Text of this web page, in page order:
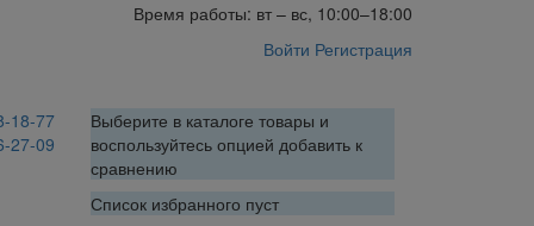
Время работы: вт – вс, 10:00–18:00
Войти Регистрация
18-77
27-09
Выберите в каталоге товары и
воспользуйтесь опцией добавить к
сравнению
Список избранного пуст